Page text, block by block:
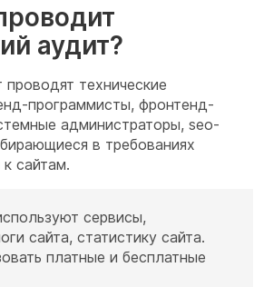
аудит?
проводят технические
программисты, фронтенд-
администраторы, seo-
в требованиях
сайтам.
сервисы,
сайта, статистику сайта.
платные и бесплатные